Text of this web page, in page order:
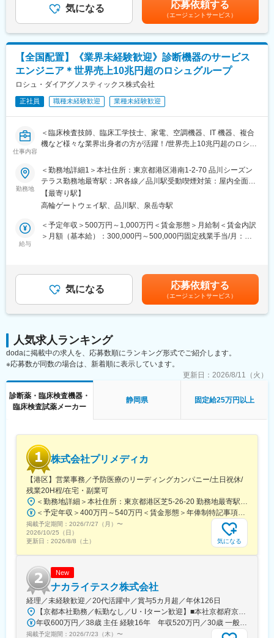
■PET検査：
PET検査は、現在注目されている、がんの診断・早期発見を可能
の治療が益々重要視されている中で高い注目を集めています。
■事業：
主な事業分野であるSPECT・PETと呼ばれる核医学検査は、生体
内の微妙な変化をとらえて画像化する「分子イメージング」とい
う技術であり、医療課題の克服に幅広く力を発揮できる可能性が
あります。特にPET検査はがん診療になくてはならないツールと
なりましたが、当社は2005年に国内初のPET検査用放射性医薬品
の承認を取得し、現在は全国11か所の製造拠点のもと安定供給体
制を整えております。
【業務内容】
■最新の学術情報の伝達：
核医学における最新の学術情報を伝達することが、同社のMRに与
えられた最大のミッションです。病院スタッフを対象にした説明
■講演会の開催：
■その他：
診断補助として使用する画像解析ツール（ソフト）の紹介・説
明・導入・解説等も診療科医師や放射線科に行います。
【訪問先】
核医学診断設備を有する国公立や私立の大規模病院が中心になり
ます。放射線科、脳外科、循環器内科などが主な訪問先です。
※医師のアポイントを取り、学術的情報の提供がメインの業務で
す。
【入社後について】
変更の範囲：会社の定める業務
ーゲット100％達成の場合支給■昇給：年1回※深夜就業した場合
は、別途深夜手当支給賃金はあくまでも目安の金額であり、選考
を通じて上下する可能性があります。月給(月額)は固定手当を含め
た表記です。
気になる 応募依頼する
（エージェントサービス）
【全国配置】《業界未経験歓迎》診断機器のサービス
エンジニア＊世界売上10兆円超のロシュグループ
ロシュ・ダイアグノスティックス株式会社
正社員 職種未経験歓迎 業種未経験歓迎
仕事内容
＜臨床検査技師、臨床工学技士、家電、空調機器、IT 機器、複合
機など様々な業界出身者の方が活躍！/世界売上10兆円超のロシュ
業20時間/夜間呼び出しほとんどなし/直行直属/研修体制充実＞
■求人概要：
フィールドサービスエンジニア職として、当社製品の新規据付、
保守点検をお任せいたします。コロナ禍以降、医療や検査の意義
が更に高まりニーズが増加する中での増員採用となります。社会
貢献、顧客への価値向上意識が高く、自身の専門性を高めたい方
・当社検査機器の新規据付
・ユーザー（臨床検査技師）に対する機器の操作説明
算はありません。
※緊急時の一次対応はコールセンターが対応です。二次対応として
後日修理に訪問することがメインとなります。
医療機関や検査センターで使用される臨床検査機器になります。
顧客から圧倒的な知名度があるだけでなく、業務を通して顧客と
深く接点を持てるため、営業職など社内連携を通して、顧客の検
環境、かつチーム全員で協力・分担する環境があります。
■働き方：
・月平均残業時間は20時間程度
・機器の新規設置は夕方～夜にかけて行うケースが月に数回あり
得ます。また大型連休など、医療機関がお休みの際に作業が集中
します。夜間/休日の対応は週単位でチームで当番制で行ってお
り、特定の人員が多くならないようにしています。また、当番や
緊急対応などで夜間/休日勤務を行なった場合は翌日半休や代休な
■研修体制：
入社後6か月間は東京本社での研修を予定しております。（遠方の
方は住居を手配します。）取り扱い製品数は多いですが、支店配
属後も先輩社員との同行を通して業務習得していただくため、業
界未経験であっても一人立ちできるよう研修体制を整えておりま
す。
勤務地
＜勤務地詳細1＞本社住所：東京都港区港南1-2-70 品川シーズン
テラス勤務地最寄駅：JR各線／品川駅受動喫煙対策：屋内全面禁
煙＜勤務地詳細2＞全国（エリア確約不可）住所：全国いずれかの
配属となります。 受動喫煙対策：敷地内喫煙可能場所あり変更の
【最寄り駅】
高輪ゲートウェイ駅、品川駅、泉岳寺駅
給与
＜予定年収＞500万円～1,000万円＜賃金形態＞月給制＜賃金内訳
＞月額（基本給）：300,000円～500,000円固定残業手当/月：
でのご経験に応じ、決定します。賃金はあくまでも目安の金額で
あり、選考を通じて上下する可能性があります。月給(月額)は固定
手当を含めた表記です。
気になる 応募依頼する
（エージェントサービス）
人気求人ランキング
dodaに掲載中の求人を、応募数順にランキング形式でご紹介します。
※応募数が同数の場合は、新着順に表示しています。
更新日： 2026/8/11（火）
診断薬・臨床検査機器・
臨床検査試薬メーカー
静岡県 固定給25万円以上
株式会社プリメディカ
【港区】営業事務／予防医療のリーディングカンパニー/土日祝休/
残業20H程/在宅・副業可
＜勤務地詳細＞本社住所：東京都港区芝5-26-20 勤務地最寄駅：都営大江戸線／大門駅受動喫煙対策：屋内全面禁煙変更の範囲：会社の定める事業所（リモートワーク含む）
＜予定年収＞400万円～540万円＜賃金形態＞年俸制特記事項なし＜賃金内訳＞年額（基本給）：3,210,000円～4,653,360円固定残業手当/月：65,462円～112,220円（固定残業時間30時間0分/月）超過した時間外労働の残業手当は追加支給＜月額＞332,962円～500,000円（12分割）（一律手当を含む）＜昇給有無＞有＜残業手当＞有賃金はあくまでも目安の金額であり、選考を通じて上下する可能性があります。月給(月額)は固定手当を含めた表記です。
掲載予定期間： 2026/7/27（月） 〜
2026/10/25（日）
更新日： 2026/8/8（土） 気になる
New
ナカライテスク株式会社
経理／未経験歓迎／20代活躍中／賞与5カ月超／年休126日
【京都本社勤務／転勤なし／U・Iターン歓迎】■本社京都府京都市中京区二条通烏丸西入東玉屋町498アクセス：地下鉄烏丸線「烏丸御池駅」から徒歩5分※原則、転居を伴う転勤はありません。※受動喫煙対策：屋内全面禁煙（屋上に喫煙スペースあり）
年収600万円／38歳 主任 経験16年 年収520万円／30歳 一般 経験8年
掲載予定期間： 2026/7/23（木） 〜